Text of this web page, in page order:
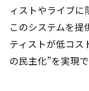
ィストやライブに
このシステムを提
ティストが低コス
の民主化”を実現